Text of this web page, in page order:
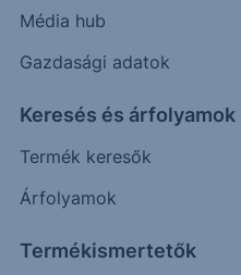
Média hub
Gazdasági adatok
Keresés és árfolyamok
Termék keresők
Árfolyamok
Termékismertetők
Témák szerint
Keresés